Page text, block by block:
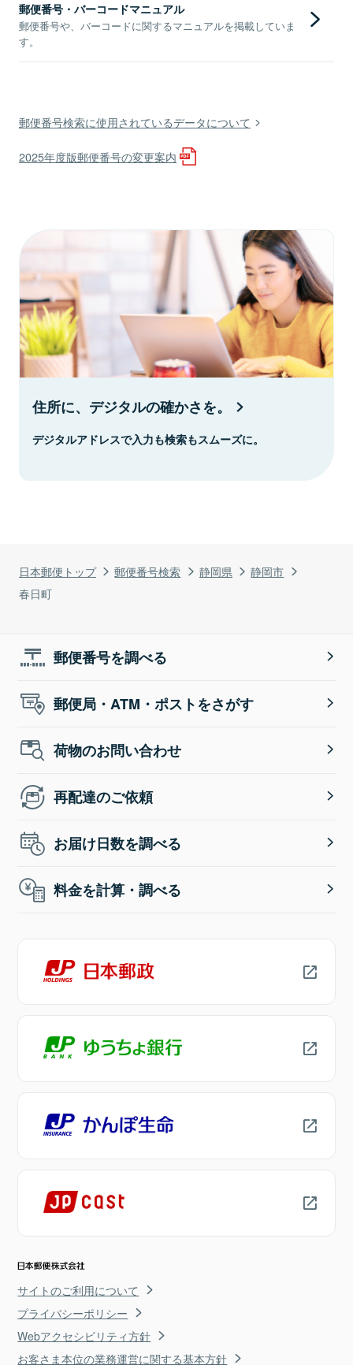
日本郵便トップ 郵便番号検索 静岡県
静岡市
春日町
郵便番号・バーコードマニュアル
郵便番号や、バーコードに関するマニュアルを掲載していま
す。
郵便番号検索に使用されているデータについて
2025年度版郵便番号の変更案内
住所に、デジタルの確かさを。
デジタルアドレスで入力も検索もスムーズに。
郵便番号を調べる
郵便局・ATM・ポストをさがす
荷物のお問い合わせ
再配達のご依頼
お届け日数を調べる
料金を計算・調べる
サイトのご利用について
プライバシーポリシー
Webアクセシビリティ方針
お客さま本位の業務運営に関する基本方針